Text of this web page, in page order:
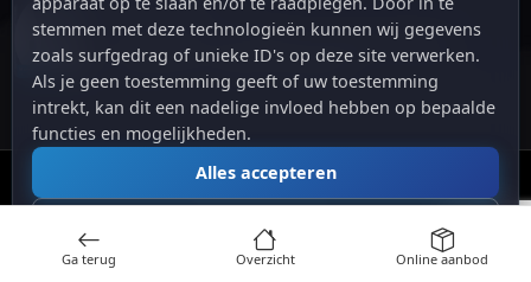
April 12, 2026
De opkomst van Markttrading 2.0: Een
revolutie in online handelen.
Markttrading. Alle rechten voorbehouden.
stemmen met deze technologieën kunnen wij gegevens
zoals surfgedrag of unieke ID's op deze site verwerken.
Als je geen toestemming geeft of uw toestemming
intrekt, kan dit een nadelige invloed hebben op bepaalde
functies en mogelijkheden.
Alles accepteren
Alles afwijzen
Ga terug Overzicht Online aanbod